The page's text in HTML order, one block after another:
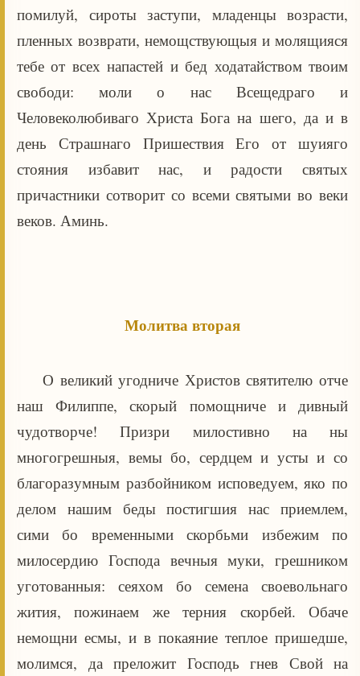
помилуй, сироты заступи, младенцы возрасти,
пленных возврати, немощствующыя и молящияся
тебе от всех напастей и бед ходатайством твоим
свободи: моли о нас Всещедраго и
Человеколюбиваго Христа Бога на шего, да и в
день Страшнаго Пришествия Его от шуияго
стояния избавит нас, и радости святых
причастники сотворит со всеми святыми во веки
веков. Аминь.
Молитва вторая
О великий угодниче Христов святителю отче
наш Филиппе, скорый помощниче и дивный
чудотворче! Призри милостивно на ны
многогрешныя, вемы бо, сердцем и усты и со
благоразумным разбойником исповедуем, яко по
делом нашим беды постигшия нас приемлем,
сими бо временными скорбьми избежим по
милосердию Господа вечныя муки, грешником
уготованныя: сеяхом бо семена своевольнаго
жития, пожинаем же терния скорбей. Обаче
немощни есмы, и в покаяние теплое пришедше,
молимся, да преложит Господь гнев Свой на